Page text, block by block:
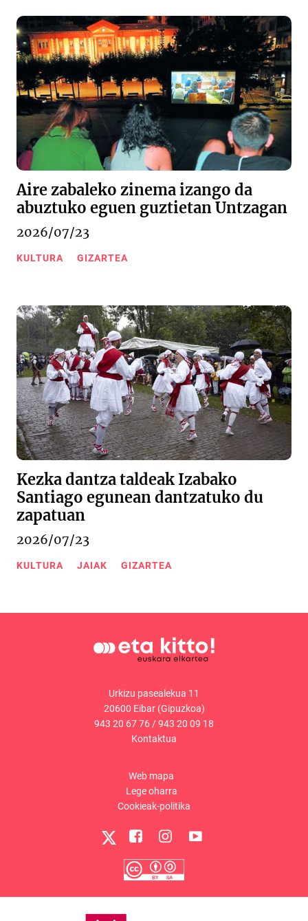
Aire zabaleko zinema izango da
abuztuko eguen guztietan Untzagan
2026/07/23
KULTURA GIZARTEA
Kezka dantza taldeak Izabako
Santiago egunean dantzatuko du
zapatuan
2026/07/23
KULTURA JAIAK GIZARTEA
Urkizu pasealekua 11
20600 Eibar (Gipuzkoa)
943 20 67 76/943 20 09 18
Kontaktua
Web mapa
Lege oharra
Cookieak-politika